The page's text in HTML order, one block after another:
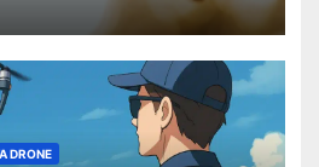
DRONE